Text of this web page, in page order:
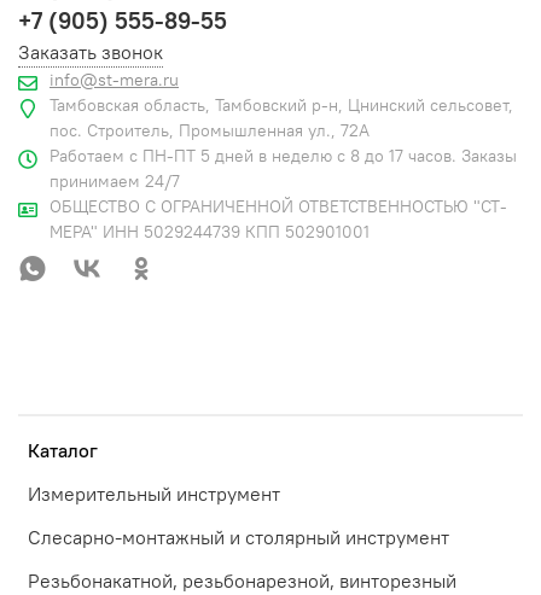
Каталог
Измерительный инструмент
Слесарно-монтажный и столярный инструмент
Резьбонакатной, резьбонарезной, винторезный
+7 (905) 555-89-55
Заказать звонок
info@st-mera.ru
Тамбовская область, Тамбовский р-н, Цнинский сельсовет,
пос. Строитель, Промышленная ул., 72А
Работаем с ПН-ПТ 5 дней в неделю с 8 до 17 часов. Заказы
принимаем 24/7
ОБЩЕСТВО С ОГРАНИЧЕННОЙ ОТВЕТСТВЕННОСТЬЮ "СТ-
МЕРА" ИНН 5029244739 КПП 502901001